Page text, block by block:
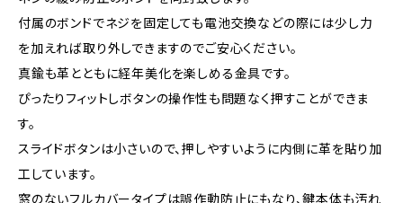
付属のボンドでネジを固定しても電池交換などの際には少し力
を加えれば取り外しできますのでご安心ください。
真鍮も革とともに経年美化を楽しめる金具です。
ぴったりフィットしボタンの操作性も問題なく押すことができま
す。
スライドボタンは小さいので、押しやすいように内側に革を貼り加
工しています。
窓のないフルカバータイプは誤作動防止にもなり、鍵本体も汚れ